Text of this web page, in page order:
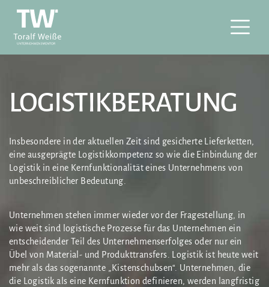
LOGISTIKBERATUNG
Insbesondere in der aktuellen Zeit sind gesicherte Lieferketten,
eine ausgeprägte Logistikkompetenz so wie die Einbindung der
Logistik in eine Kernfunktionalität eines Unternehmens von
unbeschreiblicher Bedeutung.
Unternehmen stehen immer wieder vor der Fragestellung, in
wie weit sind logistische Prozesse für das Unternehmen ein
entscheidender Teil des Unternehmenserfolges oder nur ein
Übel von Material- und Produkttransfers. Logistik ist heute weit
mehr als das sogenannte „Kistenschubsen“. Unternehmen, die
die Logistik als eine Kernfunktion definieren, werden langfristig